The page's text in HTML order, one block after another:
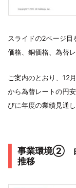
スライドの2ページ
価格、銅価格、為替
ご案内のとおり、12
から為替レートの円
びに年度の業績見通
事業環境②
推移